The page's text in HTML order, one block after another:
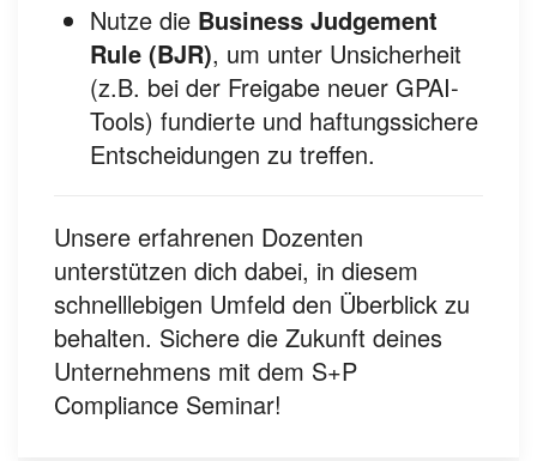
Nutze die Business Judgement
Rule (BJR), um unter Unsicherheit
(z.B. bei der Freigabe neuer GPAI-
Tools) fundierte und haftungssichere
Entscheidungen zu treffen.
Unsere erfahrenen Dozenten
unterstützen dich dabei, in diesem
schnelllebigen Umfeld den Überblick zu
behalten. Sichere die Zukunft deines
Unternehmens mit dem S+P
Compliance Seminar!